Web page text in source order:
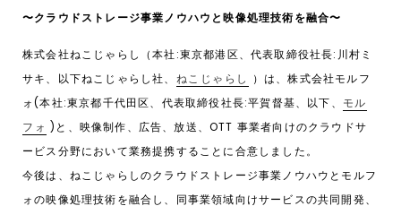
〜クラウドストレージ事業ノウハウと映像処理技術を融合〜
株式会社ねこじゃらし（本社:東京都港区、代表取締役社⻑:川村ミ
サキ、以下ねこじゃらし社、 ねこじゃらし ）は、株式会社モルフ
ォ(本社:東京都千代田区、代表取締役社⻑:平賀督基、以下、 モル
フォ )と、映像制作、広告、放送、OTT 事業者向けのクラウドサ
ービス分野において業務提携することに合意しました。
今後は、ねこじゃらしのクラウドストレージ事業ノウハウとモルフ
ォの映像処理技術を融合し、同事業領域向けサービスの共同開発、